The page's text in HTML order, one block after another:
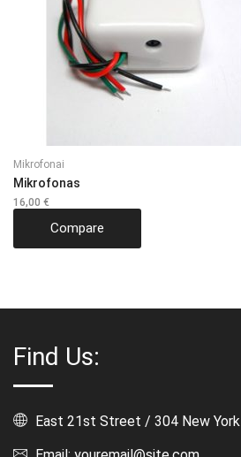
Mikrofonai
Mikrofonas
16,00 €
Compare
Find Us:
East 21st Street / 304 New York